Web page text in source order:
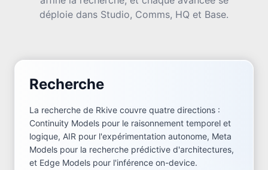
déploie dans Studio, Comms, HQ et Base.
Recherche
La recherche de Rkive couvre quatre directions :
Continuity Models pour le raisonnement temporel et
logique, AIR pour l'expérimentation autonome, Meta
Models pour la recherche prédictive d'architectures,
et Edge Models pour l'inférence on-device.